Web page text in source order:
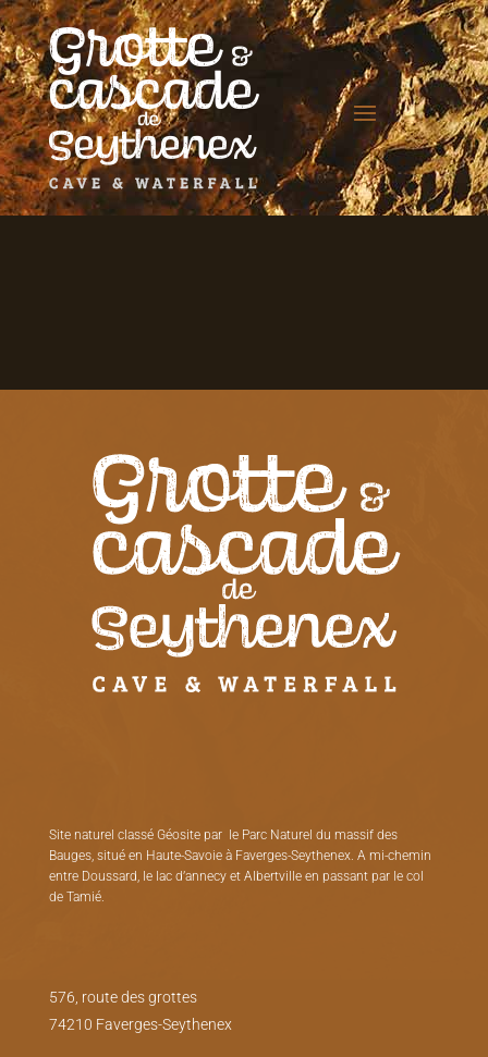
Site naturel classé Géosite par le Parc Naturel du massif des
Bauges, situé en Haute-Savoie à Faverges-Seythenex. A mi-chemin
entre Doussard, le lac d’annecy et Albertville en passant par le col
de Tamié.
576, route des grottes
74210 Faverges-Seythenex